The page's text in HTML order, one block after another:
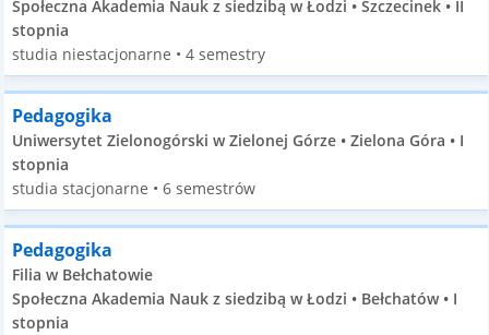
Społeczna Akademia Nauk z siedzibą w Łodzi • Szczecinek • II
stopnia
studia niestacjonarne • 4 semestry
Pedagogika
Uniwersytet Zielonogórski w Zielonej Górze • Zielona Góra • I
stopnia
studia stacjonarne • 6 semestrów
Pedagogika
Filia w Bełchatowie
Społeczna Akademia Nauk z siedzibą w Łodzi • Bełchatów • I
stopnia